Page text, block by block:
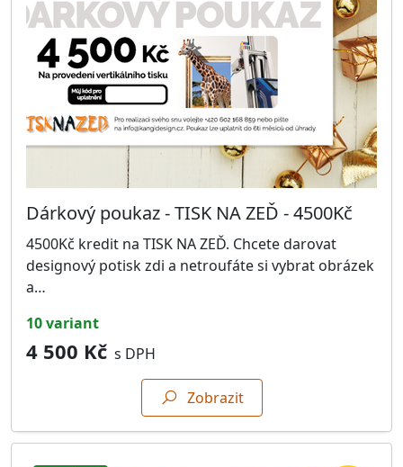
Dárkový poukaz - TISK NA ZEĎ - 4500Kč
4500Kč kredit na TISK NA ZEĎ. Chcete darovat
designový potisk zdi a netroufáte si vybrat obrázek
a…
10 variant
4 500 Kč s DPH
Zobrazit